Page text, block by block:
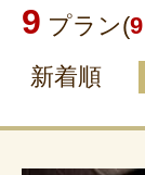
9 プラン(9
新着順